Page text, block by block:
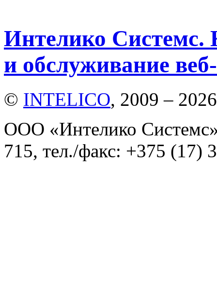
Интелико Системс.
и обслуживание
© INTELICO, 2009 – 2026
ООО «Интелико
715, тел./факс: +375 (17)